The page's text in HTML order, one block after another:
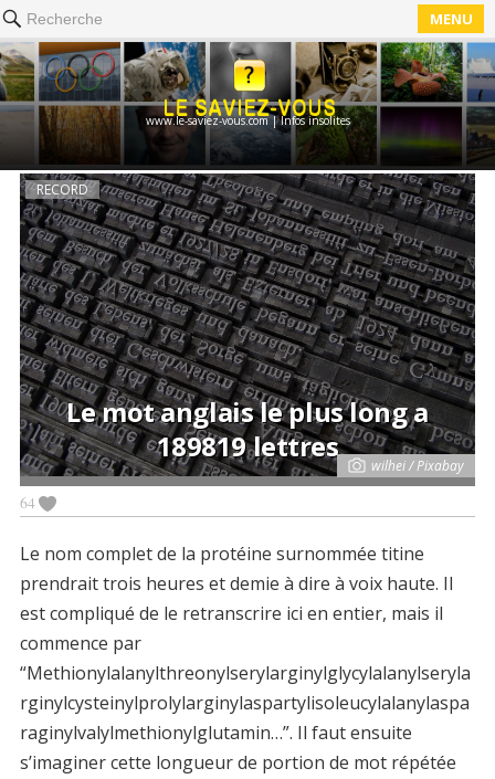
Recherche MENU
www.le-saviez-vous.com | Infos insolites
RECORD
Le mot anglais le plus long a
189819 lettres
wilhei / Pixabay
64
Le nom complet de la protéine surnommée titine
prendrait trois heures et demie à dire à voix haute. Il
est compliqué de le retranscrire ici en entier, mais il
commence par
“Methionylalanylthreonylserylarginylglycylalanylseryla
rginylcysteinylprolylarginylaspartylisoleucylalanylaspa
raginylvalylmethionylglutamin…”. Il faut ensuite
s’imaginer cette longueur de portion de mot répétée